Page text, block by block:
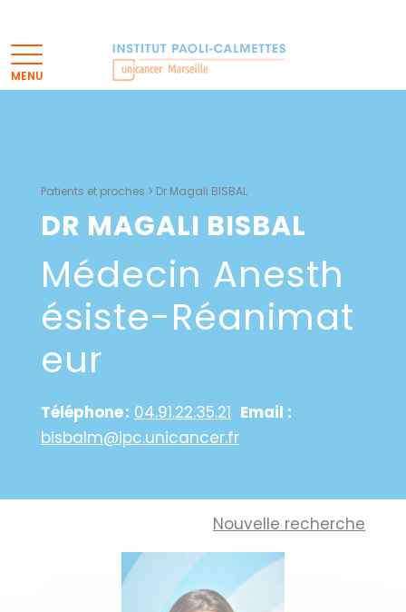
Patients et proches > Dr Magali BISBAL
DR MAGALI BISBAL
Médecin Anesth
Ésiste-Réanimat
Eur
Téléphone : 04.91.22.35.21 Email :
bisbalm@ipc.unicancer.fr
Nouvelle recherche